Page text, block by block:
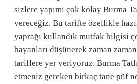
sizlere yapımı çok kolay Burma
vereceğiz. Bu tarifte özellikle
yaprağı kullandık mutfak bilgisi
bayanları düşünerek zaman
tariflere yer veriyoruz. Burma
etmeniz gereken birkaç tane püf